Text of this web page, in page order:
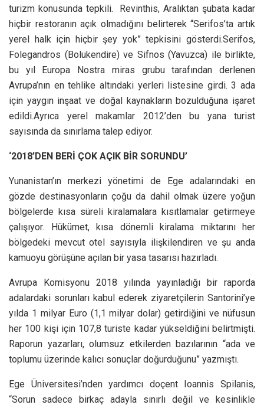
turizm konusunda tepkili. Revinthis, Aralıktan şubata kadar
hiçbir restoranın açık olmadığını belirterek “Serifos’ta artık
yerel halk için hiçbir şey yok” tepkisini gösterdi.Serifos,
Folegandros (Bolukendire) ve Sifnos (Yavuzca) ile birlikte,
bu yıl Europa Nostra miras grubu tarafından derlenen
Avrupa’nın en tehlike altındaki yerleri listesine girdi. 3 ada
için yaygın inşaat ve doğal kaynakların bozulduğuna işaret
edildi.Ayrıca yerel makamlar 2012’den bu yana turist
sayısında da sınırlama talep ediyor.
‘2018’DEN BERİ ÇOK AÇIK BİR SORUNDU’
Yunanistan’ın merkezi yönetimi de Ege adalarındaki en
gözde destinasyonların çoğu da dahil olmak üzere yoğun
bölgelerde kısa süreli kiralamalara kısıtlamalar getirmeye
çalışıyor. Hükümet, kısa dönemli kiralama miktarını her
bölgedeki mevcut otel sayısıyla ilişkilendiren ve şu anda
kamuoyu görüşüne açılan bir yasa tasarısı hazırladı.
Avrupa Komisyonu 2018 yılında yayınladığı bir raporda
adalardaki sorunları kabul ederek ziyaretçilerin Santorini’ye
yılda 1 milyar Euro (1,1 milyar dolar) getirdiğini ve nüfusun
her 100 kişi için 107,8 turiste kadar yükseldiğini belirtmişti.
Raporun yazarları, olumsuz etkilerden bazılarının “ada ve
toplumu üzerinde kalıcı sonuçlar doğurduğunu” yazmıştı.
Ege Üniversitesi’nden yardımcı doçent Ioannis Spilanis,
“Sorun sadece birkaç adayla sınırlı değil ve kesinlikle